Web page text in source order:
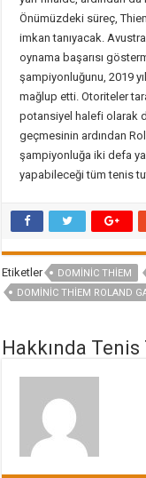
Önümüzdeki süreç,
imkan tanıyacak.
oynama başarısı
şampiyonluğunu, 2019
mağlup etti. Otoriteler
potansiyel halefi olarak
geçmesinin ardından
şampiyonluğa iki defa
yapabileceği tüm tenis
Etiketler DOMINIC THIEM
DOMINIC THIEM ROLAND
Hakkında